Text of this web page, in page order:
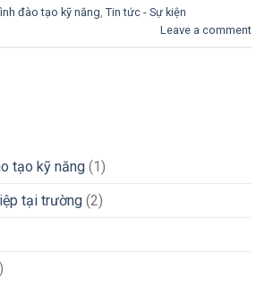
đào tạo kỹ năng Tin tức - Sự kiện
Leave a comment
tạo kỹ năng (1)
tại trường (2)